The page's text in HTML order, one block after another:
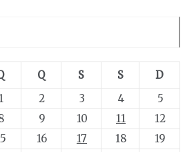
Q S S
D
1
2 3 4
5
9 10 11
12
16 17 18
19